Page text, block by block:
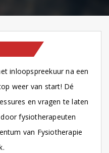
inloopspreekuur na een
weer van start! Dé
en vragen te laten
fysiotherapeuten
van Fysiotherapie